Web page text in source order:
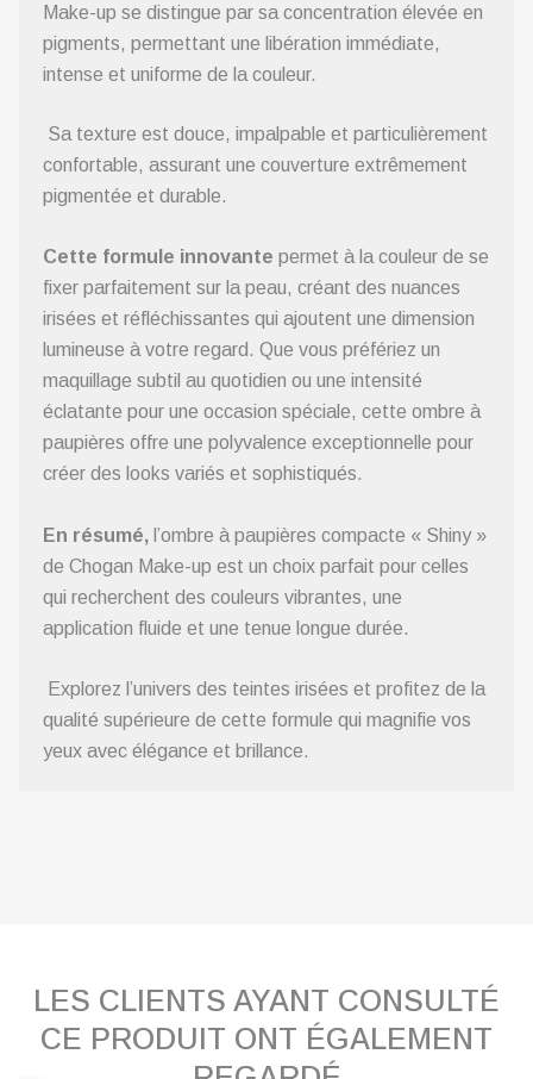
Make-up se distingue par sa concentration élevée en
pigments, permettant une libération immédiate,
intense et uniforme de la couleur.
Sa texture est douce, impalpable et particulièrement
confortable, assurant une couverture extrêmement
pigmentée et durable.
Cette formule innovante permet à la couleur de se
fixer parfaitement sur la peau, créant des nuances
irisées et réfléchissantes qui ajoutent une dimension
lumineuse à votre regard. Que vous préfériez un
maquillage subtil au quotidien ou une intensité
éclatante pour une occasion spéciale, cette ombre à
paupières offre une polyvalence exceptionnelle pour
créer des looks variés et sophistiqués.
En résumé, l’ombre à paupières compacte « Shiny »
de Chogan Make-up est un choix parfait pour celles
qui recherchent des couleurs vibrantes, une
application fluide et une tenue longue durée.
Explorez l’univers des teintes irisées et profitez de la
qualité supérieure de cette formule qui magnifie vos
yeux avec élégance et brillance.
LES CLIENTS AYANT CONSULTÉ
CE PRODUIT ONT ÉGALEMENT